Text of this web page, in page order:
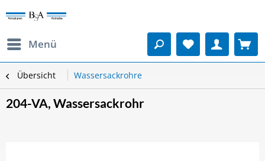
Menü
Übersicht Wassersackrohre
204-VA, Wassersackrohr